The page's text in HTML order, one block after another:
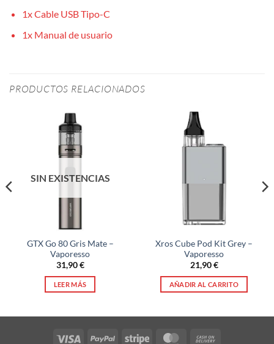
1x Cable USB Tipo-C
1x Manual de usuario
PRODUCTOS RELACIONADOS
SIN EXISTENCIAS
GTX Go 80 Gris Mate –
Vaporesso
31,90€
LEER MÁS
Xros Cube Pod Kit Grey –
Vaporesso
21,90€
AÑADIR AL CARRITO
Visa PayPal Stripe MasterCard